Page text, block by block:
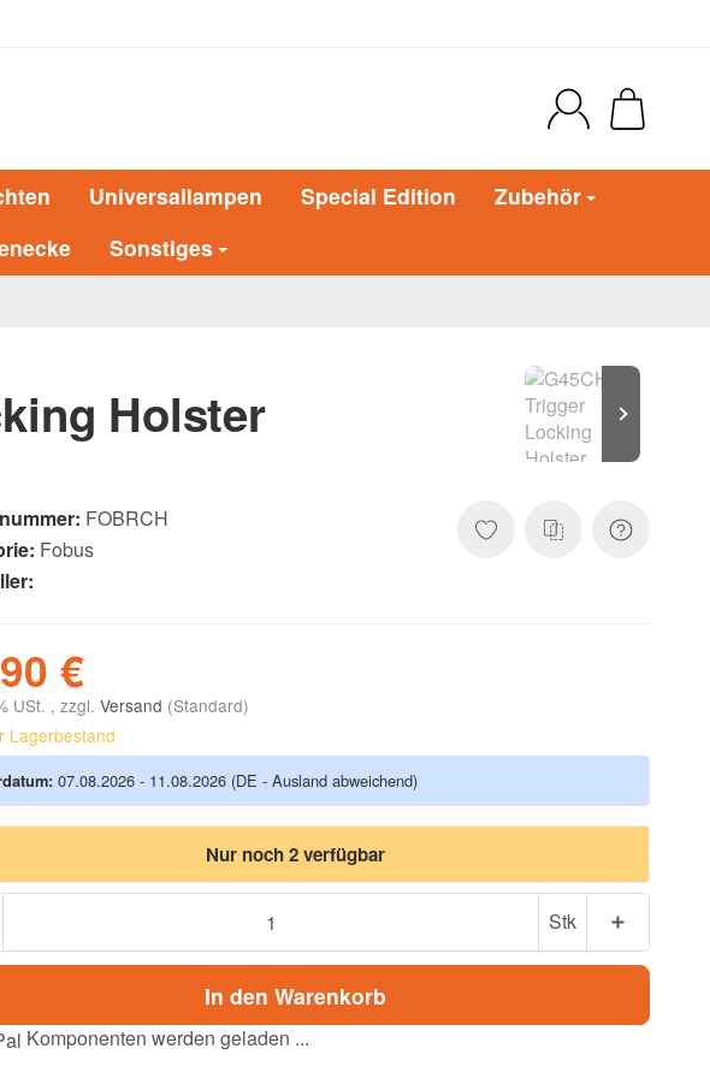
Universallampen Special Edition
Zubehör
Sonstiges
Holster
FOBRCH
Fobus
€
USt. , zzgl. Versand (Standard)
Lagerbestand
07.08.2026 - 11.08.2026 (DE - Ausland abweichend)
Nur noch 2 verfügbar
Stk
In den Warenkorb
Komponenten werden geladen ...